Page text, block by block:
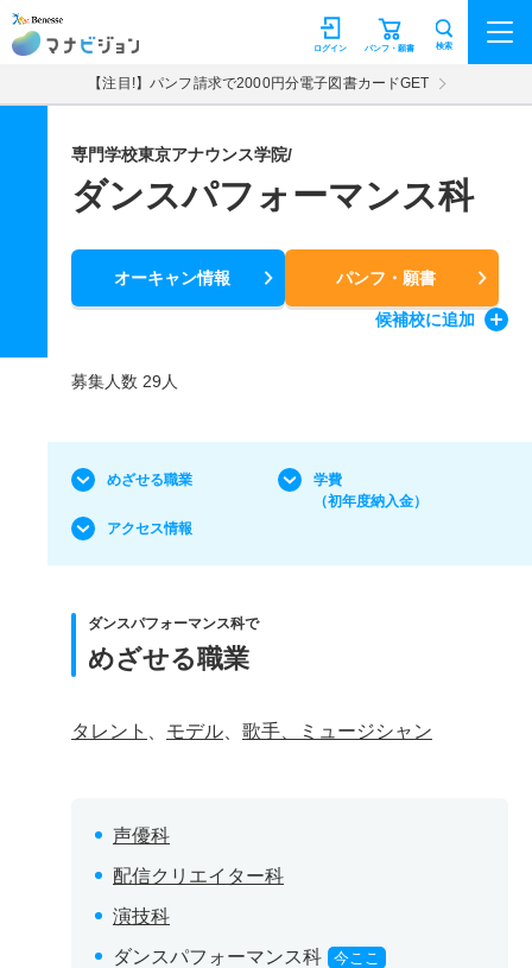
マナビジョン パンフ・願書
ログイン 検索
【注目!】パンフ請求で2000円分電子図書カードGET
専門学校東京アナウンス学院/
ダンスパフォーマンス科
オーキャン情報 パンフ・願書
候補校に追加
募集人数 29人
めざせる職業
学費
（初年度納入金）
アクセス情報
ダンスパフォーマンス科で
めざせる職業
タレント モデル 歌手、ミュージシャン
声優科
配信クリエイター科
演技科
ダンスパフォーマンス科
今ここ